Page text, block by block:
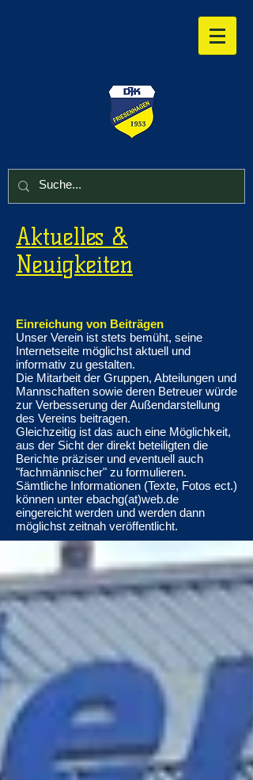
Aktuelles &
Neuigkeiten
Einreichung von Beiträgen
Unser Verein ist stets bemüht, seine
Internetseite möglichst aktuell und
informativ zu gestalten.
Die Mitarbeit der Gruppen, Abteilungen und
Mannschaften sowie deren Betreuer würde
zur Verbesserung der Außendarstellung
des Vereins beitragen.
Gleichzeitig ist das auch eine Möglichkeit,
aus der Sicht der direkt beteiligten die
Berichte präziser und eventuell auch
"fachmännischer" zu formulieren.
Sämtliche Informationen (Texte, Fotos ect.)
können unter ebachg(at)web.de
eingereicht werden und werden dann
möglichst zeitnah veröffentlicht.